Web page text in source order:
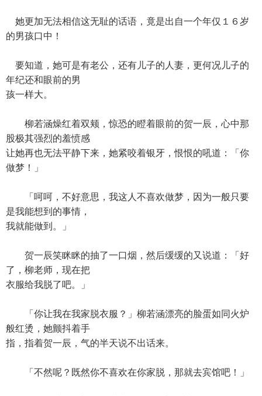
她更加无法相信这无耻的话语，竟是出自一个年仅１６岁
的男孩口中！
要知道，她可是有老公，还有儿子的人妻，更何况儿子的
年纪还和眼前的男
孩一样大。
柳若涵燥红着双颊，惊恐的瞪着眼前的贺一辰，心中那
股极其强烈的羞愤感
让她再也无法平静下来，她紧咬着银牙，恨恨的吼道：「你
做梦！」
「呵呵，不好意思，我这人不喜欢做梦，因为一般只要
是我能想到的事情，
我就能做到。」
贺一辰笑眯眯的抽了一口烟，然后缓缓的又说道：「好
了，柳老师，现在把
衣服给我脱了吧。」
「你让我在我家脱衣服？」柳若涵漂亮的脸蛋如同火炉
般红烫，她颤抖着手
指，指着贺一辰，气的半天说不出话来。
「不然呢？既然你不喜欢在你家脱，那就去宾馆吧！」